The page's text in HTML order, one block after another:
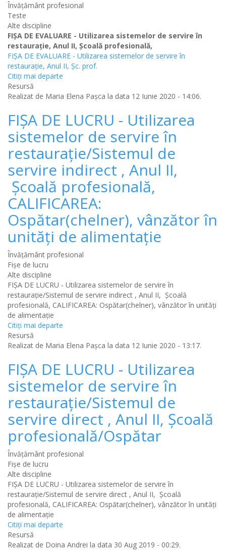
Învățământ profesional
Teste
Alte discipline
FIȘA DE EVALUARE - Utilizarea sistemelor de servire în
restaurație, Anul II, Școală profesională,
FIȘA DE EVALUARE - Utilizarea sistemelor de servire în
restaurație, Anul II, Șc. prof.
Citiţi mai departe
Resursă
Realizat de Maria Elena Pașca la data 12 Iunie 2020 - 14:06.
FIȘA DE LUCRU - Utilizarea
sistemelor de servire în
restaurație/Sistemul de
servire indirect , Anul II,
Școală profesională,
CALIFICAREA:
Ospătar(chelner), vânzător în
unități de alimentație
Învățământ profesional
Fișe de lucru
Alte discipline
FIȘA DE LUCRU - Utilizarea sistemelor de servire în
restaurație/Sistemul de servire indirect , Anul II, Școală
profesională, CALIFICAREA: Ospătar(chelner), vânzător în unități
de alimentație
Citiţi mai departe
Resursă
Realizat de Maria Elena Pașca la data 12 Iunie 2020 - 13:17.
FIȘA DE LUCRU - Utilizarea
sistemelor de servire în
restaurație/Sistemul de
servire direct , Anul II, Școală
profesională/Ospătar
Învățământ profesional
Fișe de lucru
Alte discipline
FIȘA DE LUCRU - Utilizarea sistemelor de servire în
restaurație/Sistemul de servire direct , Anul II, Școală
profesională, CALIFICAREA: Ospătar(chelner), vânzător în unități
de alimentație
Citiţi mai departe
Resursă
Realizat de Doina Andrei la data 30 Aug 2019 - 00:29.